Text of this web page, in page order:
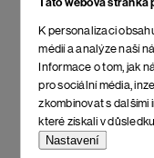
K personalizaci
médií a analýze naší
Informace o tom, jak
pro sociální média,
zkombinovat s dalšími
které získali v
Nastavení